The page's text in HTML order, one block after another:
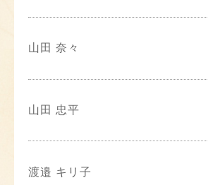
山田 奈々
山田 忠平
渡邉 キリ子